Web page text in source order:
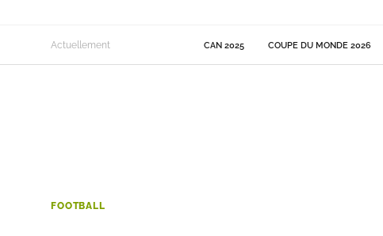
de la CAF
Actuellement CAN 2025 COUPE DU MONDE 2026
FOOTBALL